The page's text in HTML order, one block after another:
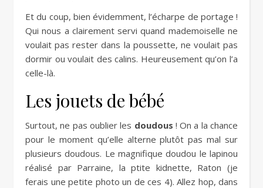
Et du coup, bien évidemment, l’écharpe de portage !
Qui nous a clairement servi quand mademoiselle ne
voulait pas rester dans la poussette, ne voulait pas
dormir ou voulait des calins. Heureusement qu’on l’a
celle-là.
Les jouets de bébé
Surtout, ne pas oublier les doudous ! On a la chance
pour le moment qu’elle alterne plutôt pas mal sur
plusieurs doudous. Le magnifique doudou le lapinou
réalisé par Parraine, la ptite kidnette, Raton (je
ferais une petite photo un de ces 4). Allez hop, dans